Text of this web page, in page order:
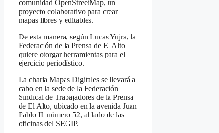
comunidad OpenStreetMap, un
proyecto colaborativo para crear
mapas libres y editables.
De esta manera, según Lucas Yujra, la
Federación de la Prensa de El Alto
quiere otorgar herramientas para el
ejercicio periodístico.
La charla Mapas Digitales se llevará a
cabo en la sede de la Federación
Sindical de Trabajadores de la Prensa
de El Alto, ubicado en la avenida Juan
Pablo II, número 52, al lado de las
oficinas del SEGIP.